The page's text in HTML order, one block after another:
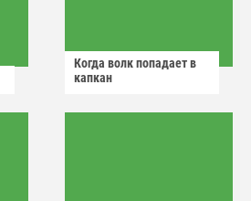
Когда волк попадает в
капкан